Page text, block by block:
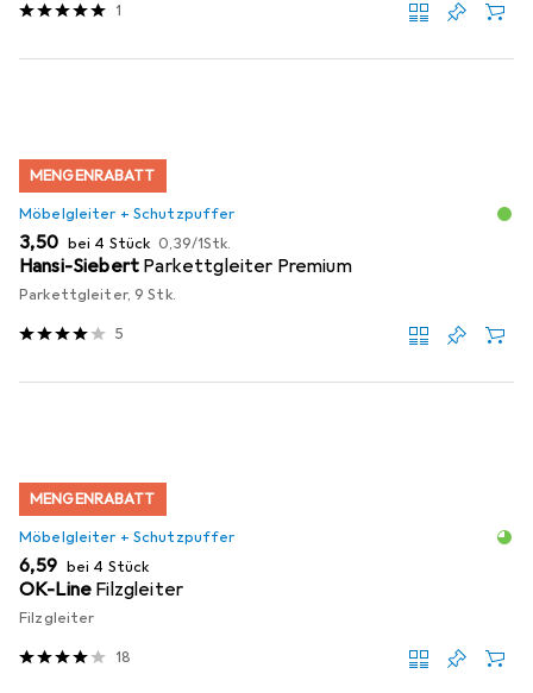
1
MENGENRABATT
Möbelgleiter + Schutzpuffer
EUR
3,50 bei 4 Stück EUR
0,39/1Stk.
Hansi-Siebert Parkettgleiter Premium
Parkettgleiter, 9 Stk.
5
MENGENRABATT
Möbelgleiter + Schutzpuffer
EUR
6,59 bei 4 Stück
OK-Line Filzgleiter
Filzgleiter
18